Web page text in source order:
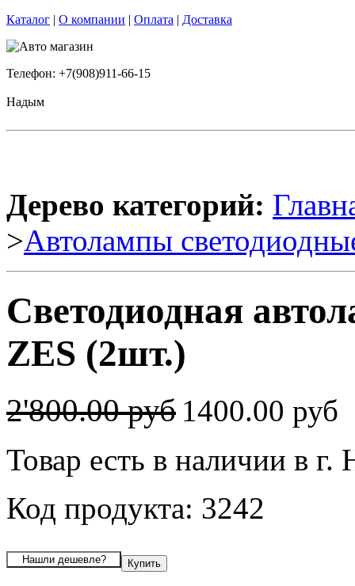
Каталог | О компании | Оплата | Доставка
Телефон: +7(908)911-66-15
Надым
Дерево категорий:
>Автолампы
Светодиодная
ZES (2шт.)
2'800.00 руб 1400.00 руб
Товар есть в наличии в
Код продукта: 3242